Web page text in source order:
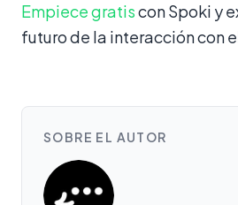
Empiece gratiscon Spoki y
futuro de la interacción con
SOBRE EL AUTOR